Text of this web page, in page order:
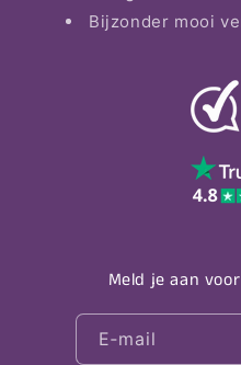
Bijzonder mooi
Meld je aan
E‑mail